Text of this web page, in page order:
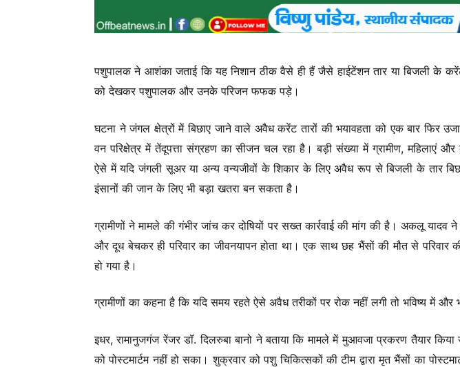
पशुपालक ने आशंका जताई कि यह निशान ठीक वैसे ही हैं जैसे हाईटेंशन तार या बिजली के
को देखकर पशुपालक और उनके परिजन फफक पड़े।
घटना ने जंगल क्षेत्रों में बिछाए जाने वाले अवैध करेंट तारों की भयावहता को एक बार फिर
वन परिक्षेत्र में तेंदूपत्ता संग्रहण का सीजन चल रहा है। बड़ी संख्या में ग्रामीण, महिलाएं
ऐसे में यदि जंगली सूअर या अन्य वन्यजीवों के शिकार के लिए अवैध रूप से बिजली के तार
इंसानों की जान के लिए भी बड़ा खतरा बन सकता है।
ग्रामीणों ने मामले की गंभीर जांच कर दोषियों पर सख्त कार्रवाई की मांग की है। अकलू
और दूध बेचकर ही परिवार का जीवनयापन होता था। एक साथ छह भैंसों की मौत से परिवार
हो गया है।
ग्रामीणों का कहना है कि यदि समय रहते ऐसे अवैध तरीकों पर रोक नहीं लगी तो भविष्य में
इधर, रामानुजगंज रेंजर डॉ. दिलरुबा बानो ने बताया कि मामले में मुआवजा प्रकरण तैयार
को पोस्टमार्टम नहीं हो सका। शुक्रवार को पशु चिकित्सकों की टीम द्वारा मृत भैंसों का